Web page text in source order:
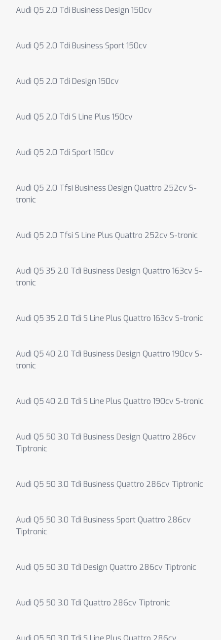
Audi Q5 2.0 Tdi Business Design 150cv
Audi Q5 2.0 Tdi Business Sport 150cv
Audi Q5 2.0 Tdi Design 150cv
Audi Q5 2.0 Tdi S Line Plus 150cv
Audi Q5 2.0 Tdi Sport 150cv
Audi Q5 2.0 Tfsi Business Design Quattro 252cv S-
tronic
Audi Q5 2.0 Tfsi S Line Plus Quattro 252cv S-tronic
Audi Q5 35 2.0 Tdi Business Design Quattro 163cv S-
tronic
Audi Q5 35 2.0 Tdi S Line Plus Quattro 163cv S-tronic
Audi Q5 40 2.0 Tdi Business Design Quattro 190cv S-
tronic
Audi Q5 40 2.0 Tdi S Line Plus Quattro 190cv S-tronic
Audi Q5 50 3.0 Tdi Business Design Quattro 286cv
Tiptronic
Audi Q5 50 3.0 Tdi Business Quattro 286cv Tiptronic
Audi Q5 50 3.0 Tdi Business Sport Quattro 286cv
Tiptronic
Audi Q5 50 3.0 Tdi Design Quattro 286cv Tiptronic
Audi Q5 50 3.0 Tdi Quattro 286cv Tiptronic